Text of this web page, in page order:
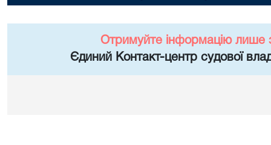
Отримуйте інформацію лише
Єдиний Контакт-центр судової